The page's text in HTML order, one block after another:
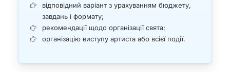
відповідний варіант з урахуванням бюджету,
завдань і формату;
рекомендації щодо організації свята;
організацію виступу артиста або всієї події.